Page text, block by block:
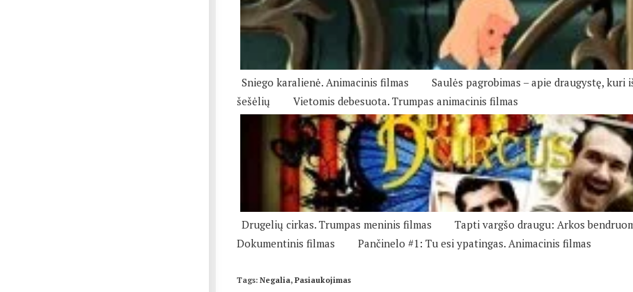
Sniego karalienė. Animacinis filmas
Saulės pagrobimas – apie draugystę, kuri
šešėlių
Vietomis debesuota. Trumpas animacinis filmas
Drugelių cirkas. Trumpas meninis filmas
Tapti vargšo draugu: Arkos
Dokumentinis filmas
Pančinelo #1: Tu esi ypatingas. Animacinis filmas
Tags:Negalia, Pasiaukojimas